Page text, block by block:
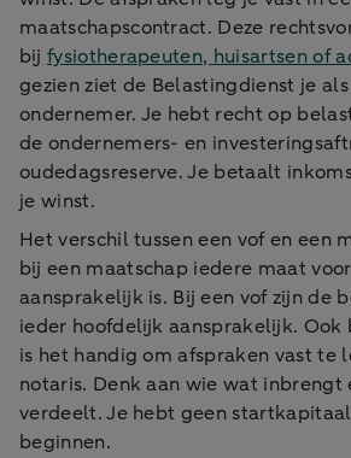
maatschapscontract. Deze
bij fysiotherapeuten, huisartsen of
gezien ziet de Belastingdienst je
ondernemer. Je hebt recht op
de ondernemers- en
oudedagsreserve. Je betaalt
je winst.
Het verschil tussen een vof en een
bij een maatschap iedere maat
aansprakelijk is. Bij een vof zijn de
ieder hoofdelijk aansprakelijk. Ook
is het handig om afspraken vast te
notaris. Denk aan wie wat inbrengt
verdeelt. Je hebt geen
beginnen.